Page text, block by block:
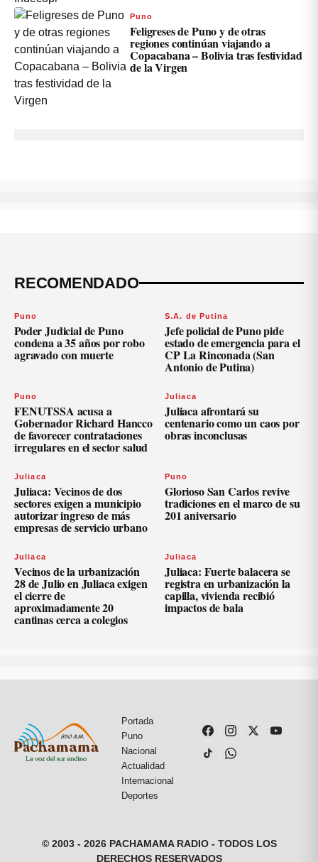
Puno
Feligreses de Puno y de otras
regiones continúan viajando a
Copacabana – Bolivia tras festividad
de la Virgen
RECOMENDADO
Puno
Poder Judicial de Puno
condena a 35 años por robo
agravado con muerte
S.A. de Putina
Jefe policial de Puno pide
estado de emergencia para el
CP La Rinconada (San
Antonio de Putina)
Puno
FENUTSSA acusa a
Gobernador Richard Hancco
de favorecer contrataciones
irregulares en el sector salud
Juliaca
Juliaca afrontará su
centenario como un caos por
obras inconclusas
Juliaca
Juliaca: Vecinos de dos
sectores exigen a municipio
autorizar ingreso de más
empresas de servicio urbano
Puno
Glorioso San Carlos revive
tradiciones en el marco de su
201 aniversario
Juliaca
Vecinos de la urbanización
28 de Julio en Juliaca exigen
el cierre de
aproximadamente 20
cantinas cerca a colegios
Juliaca
Juliaca: Fuerte balacera se
registra en urbanización la
capilla, vivienda recibió
impactos de bala
Portada
Puno
Nacional
Actualidad
Internacional
Deportes
© 2003 - 2026 PACHAMAMA RADIO - TODOS LOS
DERECHOS RESERVADOS